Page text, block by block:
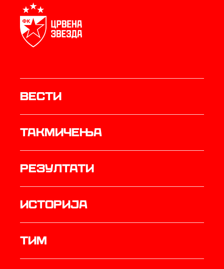
Вести
Такмичења
резултати
историја
ТИМ